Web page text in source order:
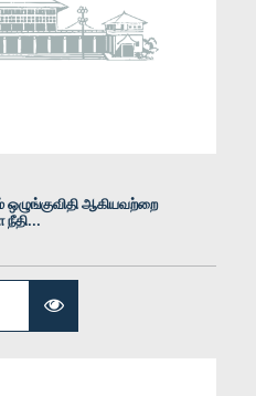
பா.உ.
பா.உ.
ஒழுங்குவிதி ஆகியவற்றை
நீதி...